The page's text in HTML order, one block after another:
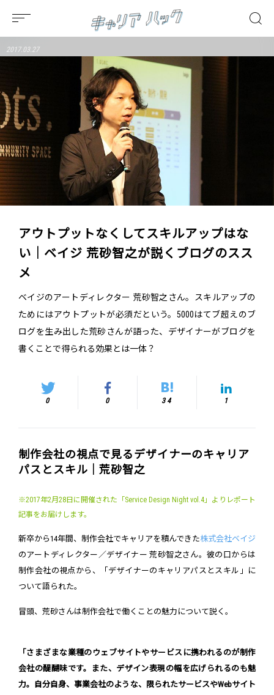
2017.03.27
アウトプットなくしてスキルアップはな
い｜ベイジ 荒砂智之が説くブログのスス
メ
ベイジのアートディレクター 荒砂智之さん。スキルアップの
ためにはアウトプットが必須だという。5000はてブ超えのブ
ログを生み出した荒砂さんが語った、デザイナーがブログを
書くことで得られる効果とは一体？
0 0 34 1
制作会社の視点で見るデザイナーのキャリア
パスとスキル｜荒砂智之
※2017年2月28日に開催された「Service Design Night vol.4」よりレポート
記事をお届けします。
新卒から14年間、制作会社でキャリアを積んできた株式会社ベイジ
のアートディレクター／デザイナー 荒砂智之さん。彼の口からは
制作会社の視点から、「デザイナーのキャリアパスとスキル」に
ついて語られた。
冒頭、荒砂さんは制作会社で働くことの魅力について説く。
「さまざまな業種のウェブサイトやサービスに携われるのが制作
会社の醍醐味です。また、デザイン表現の幅を広げられるのも魅
力。自分自身、事業会社のような、限られたサービスやWebサイト